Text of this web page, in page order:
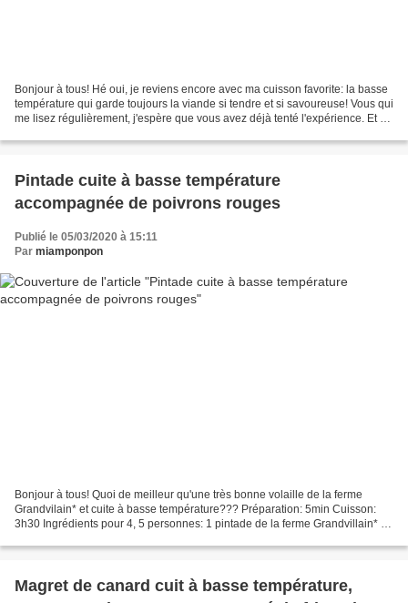
Bonjour à tous! Hé oui, je reviens encore avec ma cuisson favorite: la basse
température qui garde toujours la viande si tendre et si savoureuse! Vous qui
me lisez régulièrement, j'espère que vous avez déjà tenté l'expérience. Et si
Pintade cuite à basse température
accompagnée de poivrons rouges
Publié le 05/03/2020 à 15:11
Par miamponpon
Bonjour à tous! Quoi de meilleur qu'une très bonne volaille de la ferme
Grandvilain* et cuite à basse température??? Préparation: 5min Cuisson:
3h30 Ingrédients pour 4, 5 personnes: 1 pintade de la ferme Grandvillain* 3
Magret de canard cuit à basse température,